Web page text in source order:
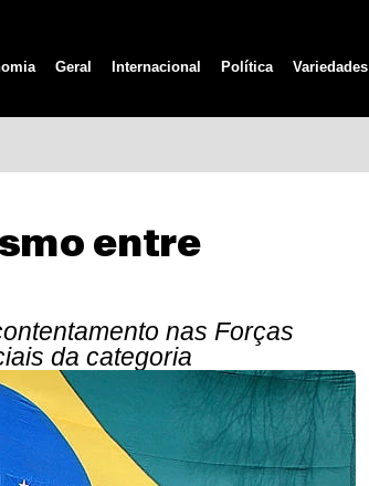
Geral Internacional Política Variedades
entre
nas Forças
da categoria